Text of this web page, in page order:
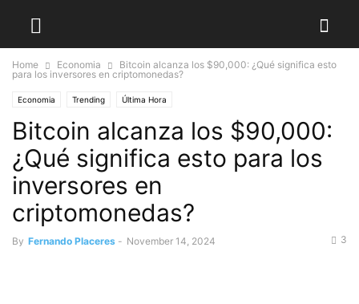
Home Economia
Bitcoin alcanza los $90,000: ¿Qué significa esto
para los inversores en criptomonedas?
Economia Trending Última Hora
Bitcoin alcanza los $90,000:
¿Qué significa esto para los
inversores en
criptomonedas?
By Fernando Placeres - November 14, 2024 3